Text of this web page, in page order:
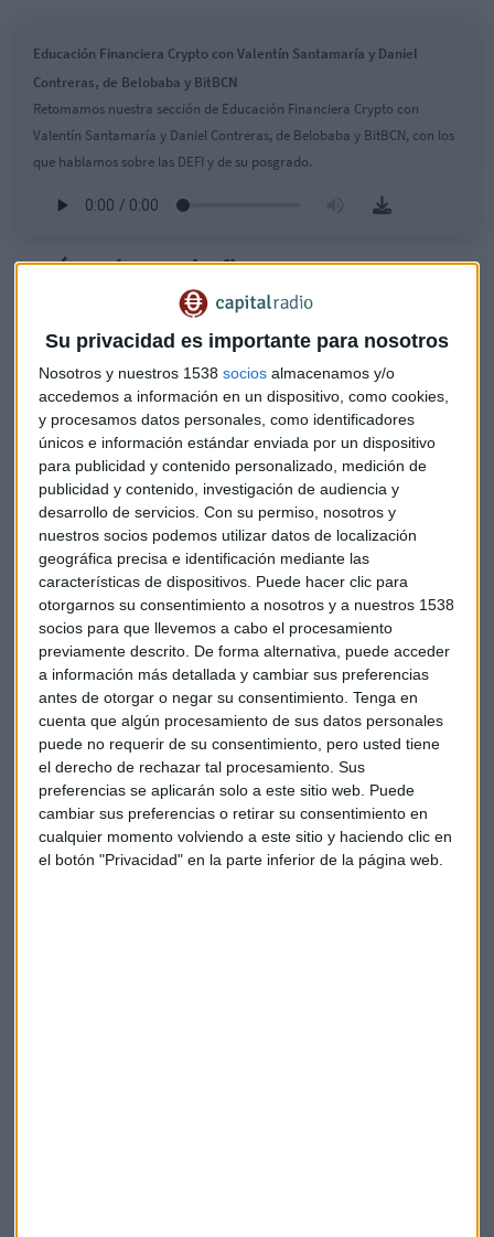
Su privacidad es importante para nosotros
Nosotros y nuestros 1538 socios almacenamos y/o
accedemos a información en un dispositivo, como cookies,
y procesamos datos personales, como identificadores
únicos e información estándar enviada por un dispositivo
para publicidad y contenido personalizado, medición de
publicidad y contenido, investigación de audiencia y
desarrollo de servicios. Con su permiso, nosotros y
nuestros socios podemos utilizar datos de localización
geográfica precisa e identificación mediante las
características de dispositivos. Puede hacer clic para
otorgarnos su consentimiento a nosotros y a nuestros 1538
socios para que llevemos a cabo el procesamiento
previamente descrito. De forma alternativa, puede acceder
a información más detallada y cambiar sus preferencias
antes de otorgar o negar su consentimiento. Tenga en
cuenta que algún procesamiento de sus datos personales
puede no requerir de su consentimiento, pero usted tiene
el derecho de rechazar tal procesamiento. Sus
preferencias se aplicarán solo a este sitio web. Puede
cambiar sus preferencias o retirar su consentimiento en
cualquier momento volviendo a este sitio y haciendo clic en
el botón "Privacidad" en la parte inferior de la página web.
Educación Financiera Crypto con Valentín Santamaría y Daniel
Contreras, de Belobaba y BitBCN
Retomamos nuestra sección de Educación Financiera Crypto con
Valentín Santamaría y Daniel Contreras, de Belobaba y BitBCN, con los
que hablamos sobre las DEFI y de su posgrado.
¿Qué son las DeFi o finanzas
descentralizadas?
Como punto de partida, nuestros invitados señalan que lo
más importante en el mercado crypto es mantener siempre
el foco:la formación.Con independencia de si el mercado
se encuentra en un momento alcista o bajista.
"Las DeFi te enseñan a ser un productor de
rentabilidad".Consiguen gestionar con gran acierto
"tiempo y capital" par alcanzar grandes rentabilidades en
sus activos. Nos alejamos de la mentalidad tradicional de
los holders y especuladores.
Siempre, y lo subrayan como algo fundamental,
manteniendo una seguridad operativa y una seguridad
como usuario. " Es importante mantener unos hábitos
saludables en la gestión de Internet", apuntan.
Además, es importante conocer el contexto histórico que
rodean a lasDeFi. Tanto de dónde venimos, hacia dónde
vamos y en qué punto nos encontramos en el momento
actual. Esto es prioritario, sobre todo, al iniciar la andadura
crypto porque"aunque penalicemos en rentabilidad,